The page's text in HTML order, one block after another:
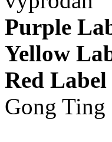
Purple
Yellow
Red
Gong Ting